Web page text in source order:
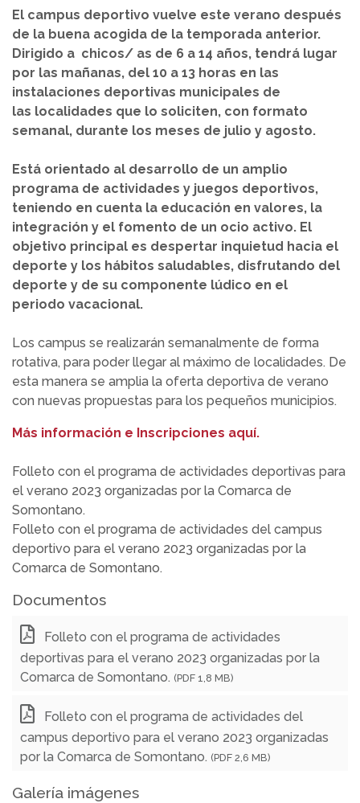
El campus deportivo vuelve este verano después
de la buena acogida de la temporada anterior.
Dirigido a chicos/ as de 6 a 14 años, tendrá lugar
por las mañanas, del 10 a 13 horas en las
instalaciones deportivas municipales de
las localidades que lo soliciten, con formato
semanal, durante los meses de julio y agosto.
Está orientado al desarrollo de un amplio
programa de actividades y juegos deportivos,
teniendo en cuenta la educación en valores, la
integración y el fomento de un ocio activo. El
objetivo principal es despertar inquietud hacia el
deporte y los hábitos saludables, disfrutando del
deporte y de su componente lúdico en el
periodo vacacional.
Los campus se realizarán semanalmente de forma
rotativa, para poder llegar al máximo de localidades. De
esta manera se amplia la oferta deportiva de verano
con nuevas propuestas para los pequeños municipios.
Más información e Inscripciones aquí.
Folleto con el programa de actividades deportivas para
el verano 2023 organizadas por la Comarca de
Somontano.
Folleto con el programa de actividades del campus
deportivo para el verano 2023 organizadas por la
Comarca de Somontano.
Documentos
Folleto con el programa de actividades
deportivas para el verano 2023 organizadas por la
Comarca de Somontano. (PDF 1,8 MB)
Folleto con el programa de actividades del
campus deportivo para el verano 2023 organizadas
por la Comarca de Somontano. (PDF 2,6 MB)
Galería imágenes